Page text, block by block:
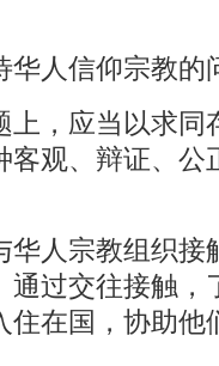
人信仰宗教的
，应当以求同
观、辩证、公
人宗教组织接
通过交往接触，
住在国，协助他